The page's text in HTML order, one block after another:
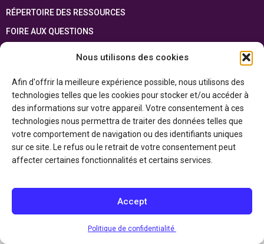
Nous utilisons des cookies
Afin d'offrir la meilleure expérience possible, nous utilisons des
technologies telles que les cookies pour stocker et/ou accéder à
des informations sur votre appareil. Votre consentement à ces
technologies nous permettra de traiter des données telles que
votre comportement de navigation ou des identifiants uniques
sur ce site. Le refus ou le retrait de votre consentement peut
affecter certaines fonctionnalités et certains services.
Accept
Politique de confidentialité
RÉPERTOIRE DES RESSOURCES
FOIRE AUX QUESTIONS
Cette ressource est réalisée grâce au soutien financier du gouvernement de
l’Ontario et du gouvernement du Canada par l’entremise du ministère du
Patrimoine canadien
Politique de confidentialité